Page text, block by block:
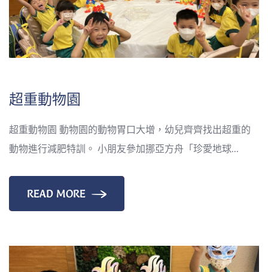
超重動物園
超重動物園 動物園的動物胃口大增，幼兒齊齊找出超重的
動物進行減肥特訓。 小朋友參加挪亞方舟「珍愛地球...
READ MORE